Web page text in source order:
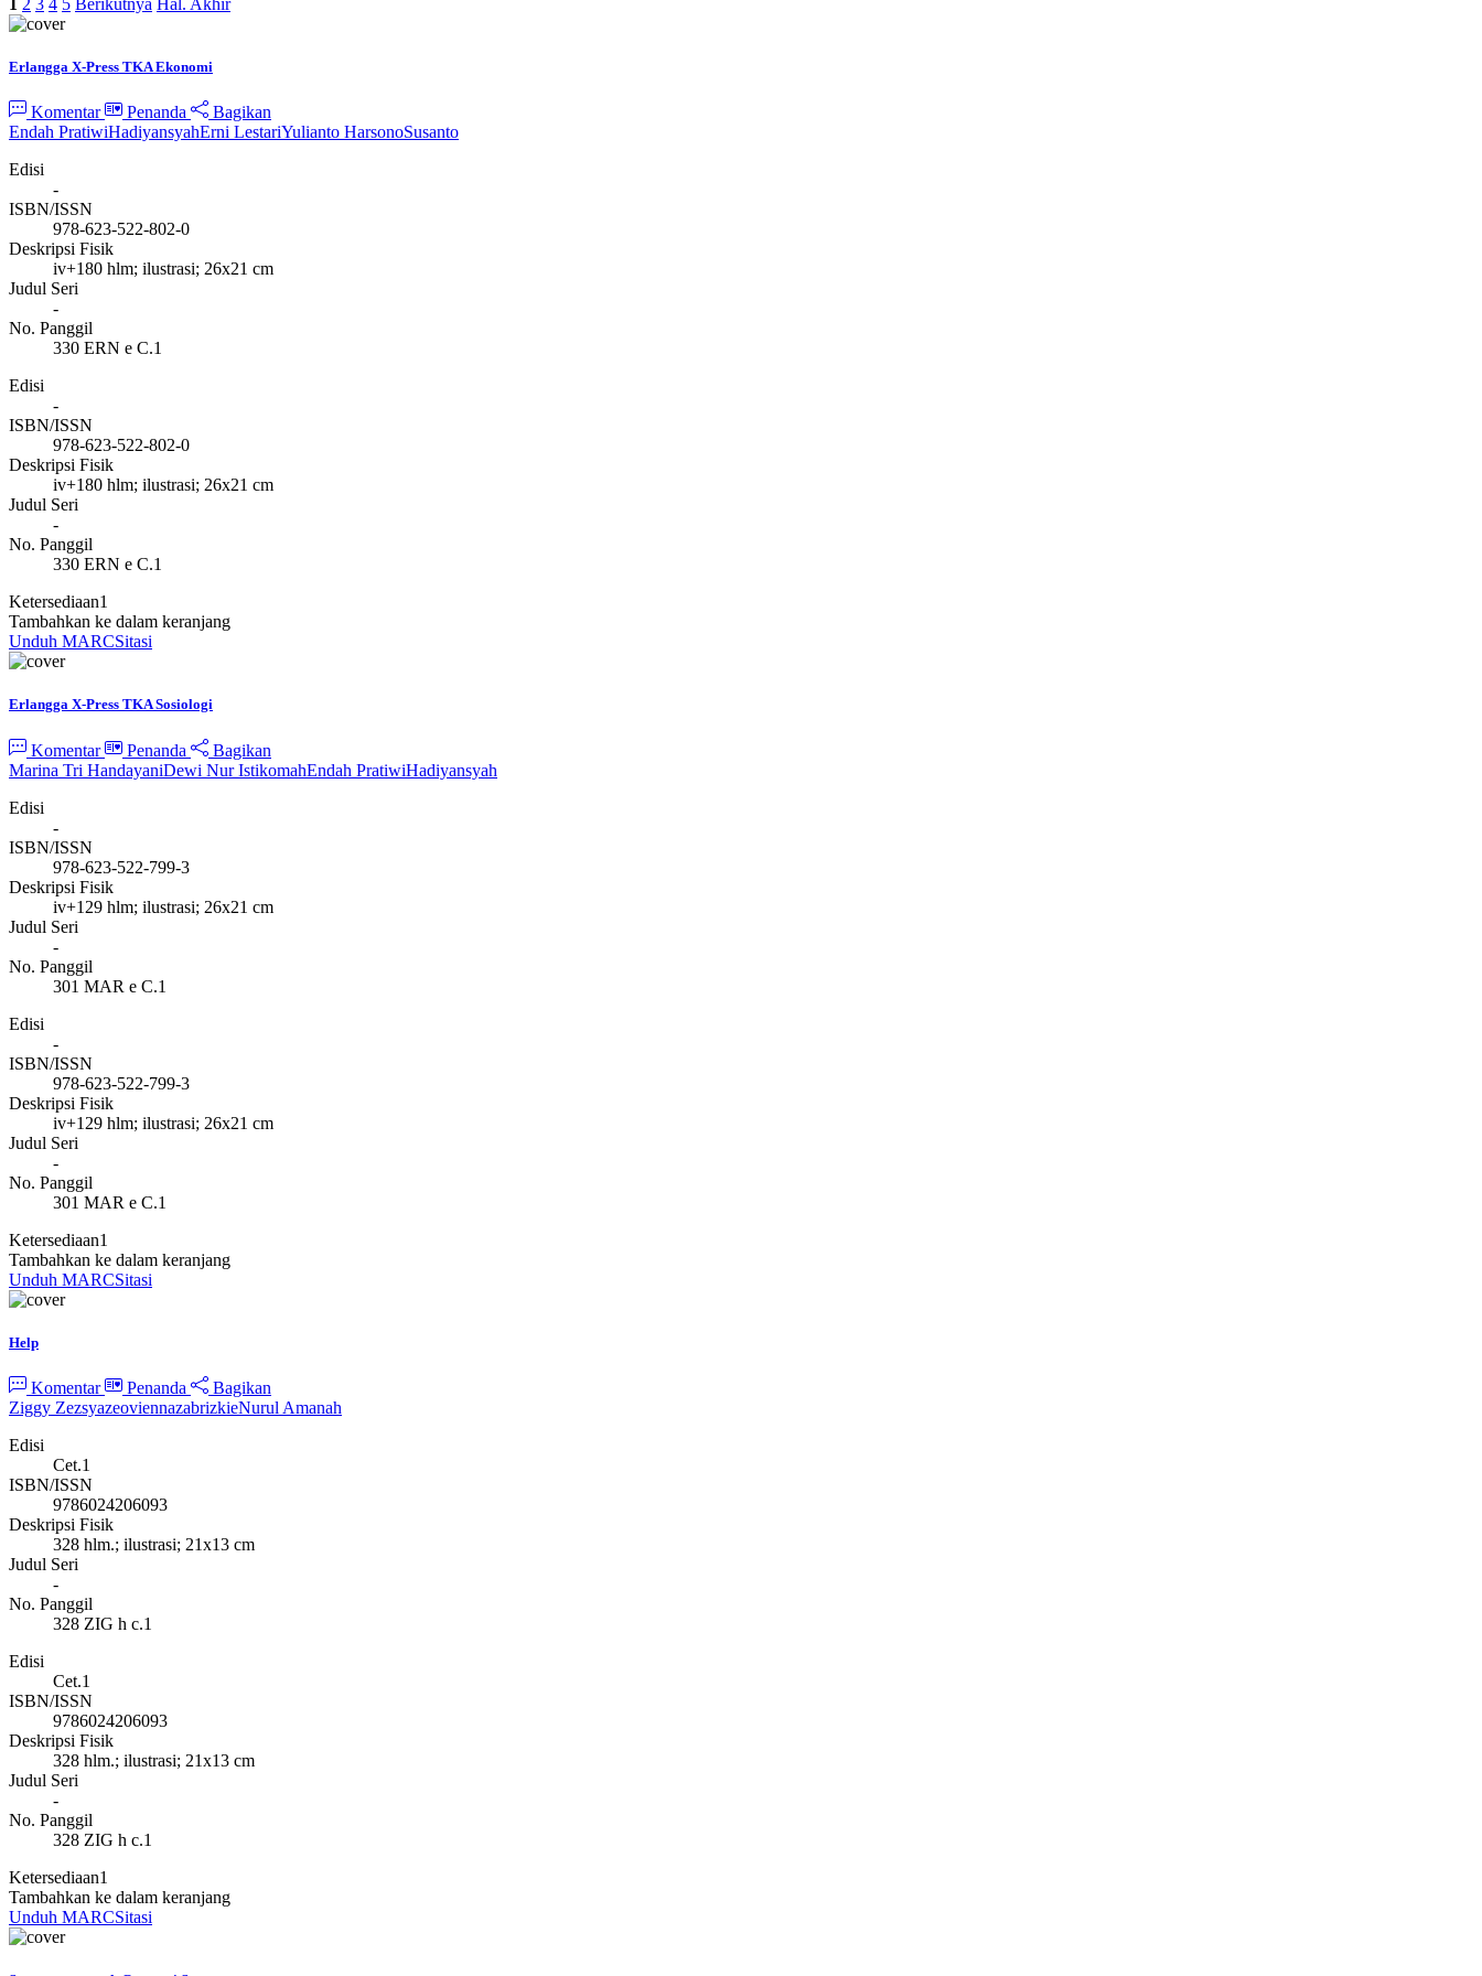
2 3 4 5 Berikutnya Hal. Akhir
Erlangga X-Press TKA Ekonomi
Komentar Penanda
Bagikan
Endah PratiwiHadiyansyahErni LestariYulianto HarsonoSusanto
Edisi
-
ISBN/ISSN
978-623-522-802-0
Deskripsi Fisik
iv+180 hlm; ilustrasi; 26x21 cm
Judul Seri
-
No. Panggil
330 ERN e C.1
Edisi
-
ISBN/ISSN
978-623-522-802-0
Deskripsi Fisik
iv+180 hlm; ilustrasi; 26x21 cm
Judul Seri
-
No. Panggil
330 ERN e C.1
Ketersediaan1
Tambahkan ke dalam keranjang
Unduh MARCSitasi
Erlangga X-Press TKA Sosiologi
Komentar Penanda
Bagikan
Marina Tri HandayaniDewi Nur IstikomahEndah PratiwiHadiyansyah
Edisi
-
ISBN/ISSN
978-623-522-799-3
Deskripsi Fisik
iv+129 hlm; ilustrasi; 26x21 cm
Judul Seri
-
No. Panggil
301 MAR e C.1
Edisi
-
ISBN/ISSN
978-623-522-799-3
Deskripsi Fisik
iv+129 hlm; ilustrasi; 26x21 cm
Judul Seri
-
No. Panggil
301 MAR e C.1
Ketersediaan1
Tambahkan ke dalam keranjang
Unduh MARCSitasi
Help
Komentar Penanda
Bagikan
Ziggy ZezsyazeoviennazabrizkieNurul Amanah
Edisi
Cet.1
ISBN/ISSN
9786024206093
Deskripsi Fisik
328 hlm.; ilustrasi; 21x13 cm
Judul Seri
-
No. Panggil
328 ZIG h c.1
Edisi
Cet.1
ISBN/ISSN
9786024206093
Deskripsi Fisik
328 hlm.; ilustrasi; 21x13 cm
Judul Seri
-
No. Panggil
328 ZIG h c.1
Ketersediaan1
Tambahkan ke dalam keranjang
Unduh MARCSitasi